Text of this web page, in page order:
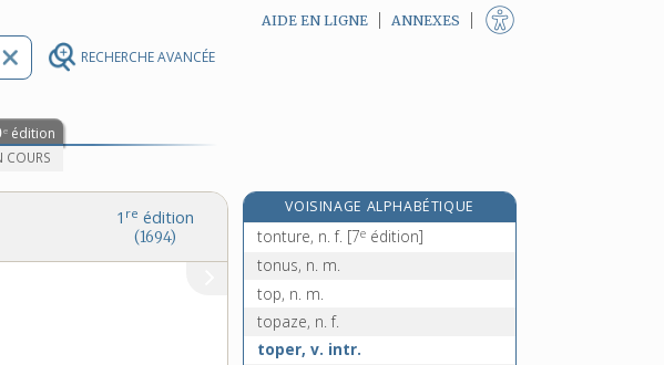
RECHERCHE AVANCÉE
AIDE EN LIGNE ANNEXES
e édition
COURS
1 re édition
(1694)
VOISINAGE ALPHABÉTIQUE
tonture, n. f.
tonture, n. f. [7e édition]
tonus, n. m.
top, n. m.
topaze, n. f.
toper, v. intr.